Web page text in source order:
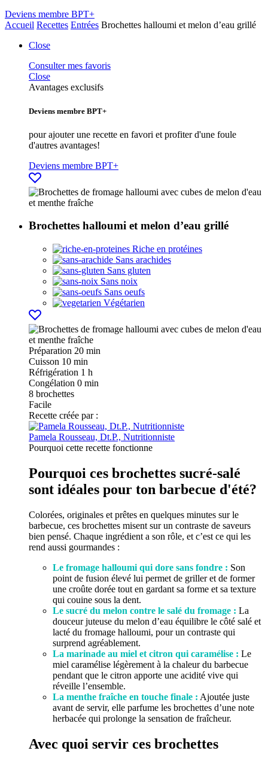
Deviens membre BPT+
Accueil Recettes Entrées Brochettes halloumi et melon d’eau grillé
Close
Consulter mes favoris
Close
Avantages exclusifs
Deviens membre BPT+
pour ajouter une recette en favori et profiter d'une foule
d'autres avantages!
Deviens membre BPT+
Brochettes halloumi et melon d’eau grillé
Riche en protéines
Sans arachides
Sans gluten
Sans noix
Sans oeufs
Végétarien
Préparation 20 min
Cuisson 10 min
Réfrigération 1 h
Congélation 0 min
8 brochettes
Facile
Recette créée par :
Pamela Rousseau, Dt.P., Nutritionniste
Pourquoi cette recette fonctionne
Pourquoi ces brochettes sucré-salé
sont idéales pour ton barbecue d'été?
Colorées, originales et prêtes en quelques minutes sur le
barbecue, ces brochettes misent sur un contraste de saveurs
bien pensé. Chaque ingrédient a son rôle, et c’est ce qui les
rend aussi gourmandes :
Le fromage halloumi qui dore sans fondre : Son
point de fusion élevé lui permet de griller et de former
une croûte dorée tout en gardant sa forme et sa texture
qui couine sous la dent.
Le sucré du melon contre le salé du fromage : La
douceur juteuse du melon d’eau équilibre le côté salé et
lacté du fromage halloumi, pour un contraste qui
surprend agréablement.
La marinade au miel et citron qui caramélise : Le
miel caramélise légèrement à la chaleur du barbecue
pendant que le citron apporte une acidité vive qui
réveille l’ensemble.
La menthe fraîche en touche finale : Ajoutée juste
avant de servir, elle parfume les brochettes d’une note
herbacée qui prolonge la sensation de fraîcheur.
Avec quoi servir ces brochettes